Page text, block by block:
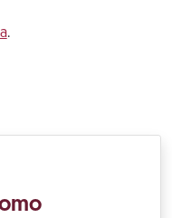
.